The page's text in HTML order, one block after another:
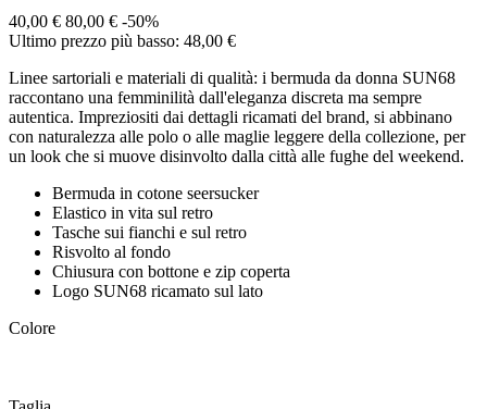
40,00 € 80,00 € -50%
Ultimo prezzo più basso: 48,00 €
Linee sartoriali e materiali di qualità: i bermuda da donna SUN68
raccontano una femminilità dall'eleganza discreta ma sempre
autentica. Impreziositi dai dettagli ricamati del brand, si abbinano
con naturalezza alle polo o alle maglie leggere della collezione, per
un look che si muove disinvolto dalla città alle fughe del weekend.
Bermuda in cotone seersucker
Elastico in vita sul retro
Tasche sui fianchi e sul retro
Risvolto al fondo
Chiusura con bottone e zip coperta
Logo SUN68 ricamato sul lato
Colore